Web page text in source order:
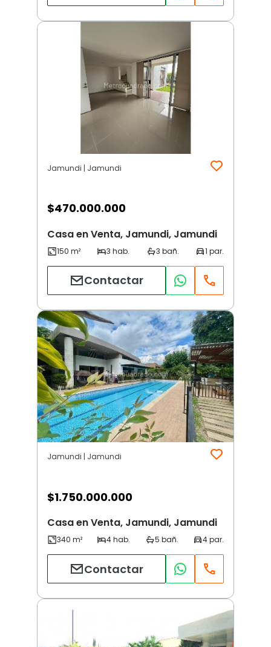
Jamundi | Jamundi
$470.000.000
Casa en Venta, Jamundi, Jamundi
Contactar
Jamundi | Jamundi
$1.750.000.000
Casa en Venta, Jamundi, Jamundi
Contactar